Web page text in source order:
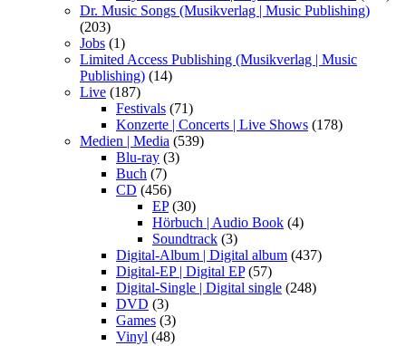
Dr. Music Songs (Musikverlag | Music Publishing)
(203)
Jobs (1)
Limited Access Publishing (Musikverlag | Music
Publishing) (14)
Live (187)
Festivals (71)
Konzerte | Concerts | Live Shows (178)
Medien | Media (539)
Blu-ray (3)
Buch (7)
CD (456)
EP(30)
Hörbuch | Audio Book (4)
Soundtrack (3)
Digital-Album | Digital album (437)
Digital-EP | Digital EP(57)
Digital-Single | Digital single (248)
DVD (3)
Games (3)
Vinyl (48)